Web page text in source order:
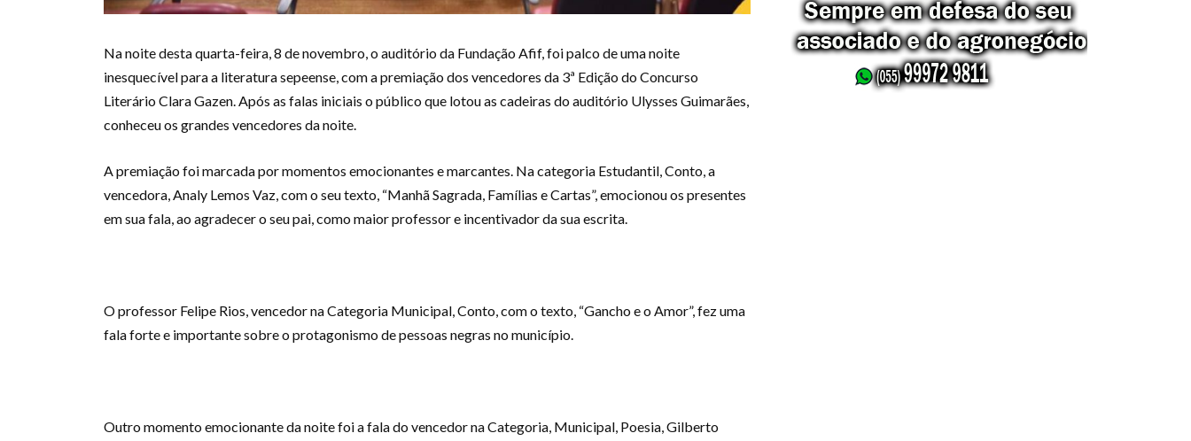
Na noite desta quarta-feira, 8 de novembro, o auditório da Fundação Afif, foi palco de uma noite
inesquecível para a literatura sepeense, com a premiação dos vencedores da 3ª Edição do Concurso
Literário Clara Gazen. Após as falas iniciais o público que lotou as cadeiras do auditório Ulysses Guimarães,
conheceu os grandes vencedores da noite.
A premiação foi marcada por momentos emocionantes e marcantes. Na categoria Estudantil, Conto, a
vencedora, Analy Lemos Vaz, com o seu texto, “Manhã Sagrada, Famílias e Cartas”, emocionou os presentes
em sua fala, ao agradecer o seu pai, como maior professor e incentivador da sua escrita.
O professor Felipe Rios, vencedor na Categoria Municipal, Conto, com o texto, “Gancho e o Amor”, fez uma
fala forte e importante sobre o protagonismo de pessoas negras no município.
Outro momento emocionante da noite foi a fala do vencedor na Categoria, Municipal, Poesia, Gilberto